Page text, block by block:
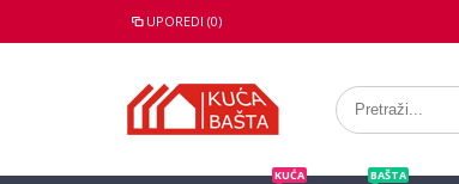
UPOREDI (0)
KUĆA BAŠTA